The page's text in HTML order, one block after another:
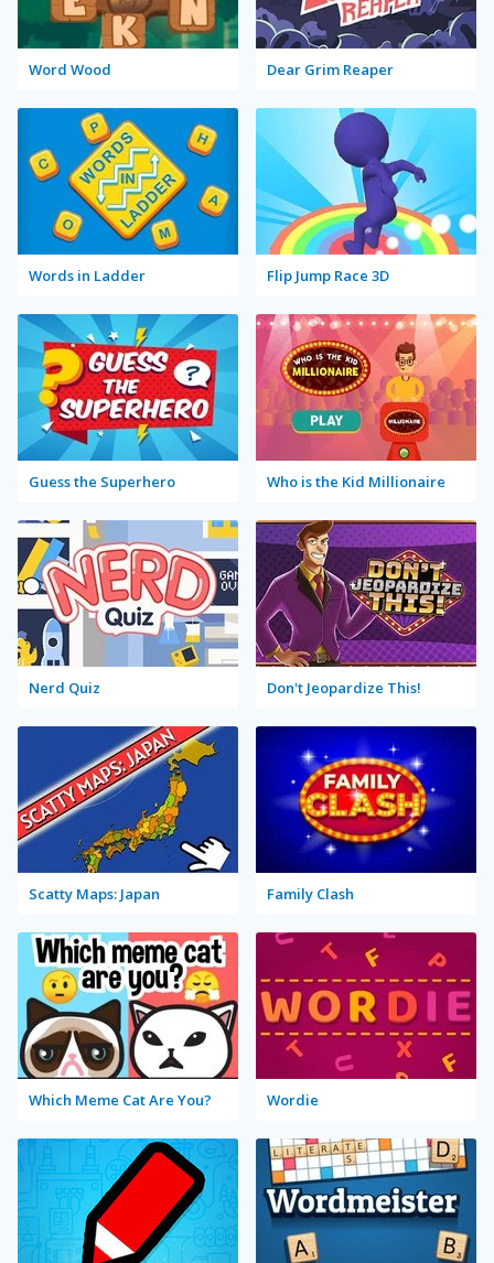
Word Wood Dear Grim Reaper
Words in Ladder Flip Jump Race 3D
Guess the Superhero Who is the Kid Millionaire
Nerd Quiz Don't Jeopardize This!
Scatty Maps: Japan Family Clash
Which Meme Cat Are You? Wordie